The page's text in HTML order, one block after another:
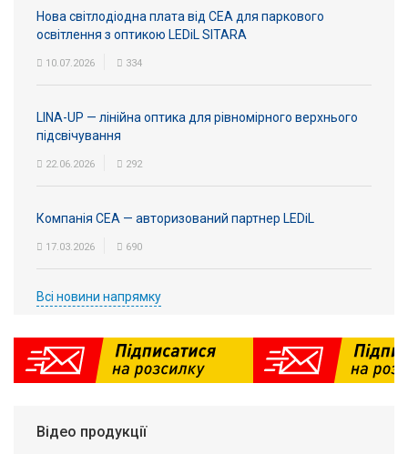
Нова світлодіодна плата від СЕА для паркового
освітлення з оптикою LEDiL SITARA
10.07.2026 334
LINA-UP — лінійна оптика для рівномірного верхнього
підсвічування
22.06.2026 292
Компанія СЕА — авторизований партнер LEDiL
17.03.2026 690
Всі новини напрямку
Відео продукції